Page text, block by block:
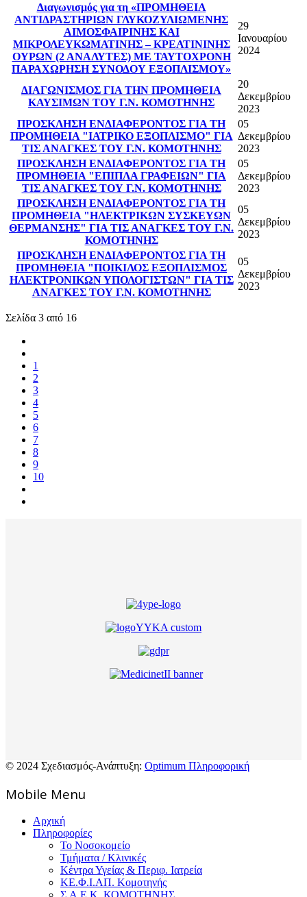
Διαγωνισμός για τη «ΠΡΟΜΗΘΕΙΑ
ΑΝΤΙΔΡΑΣΤΗΡΙΩΝ ΓΛΥΚΟΖΥΛΙΩΜΕΝΗΣ
ΑΙΜΟΣΦΑΙΡΙΝΗΣ ΚΑΙ
ΜΙΚΡΟΛΕΥΚΩΜΑΤΙΝΗΣ – ΚΡΕΑΤΙΝΙΝΗΣ
ΟΥΡΩΝ (2 ΑΝΑΛΥΤΕΣ) ΜΕ ΤΑΥΤΟΧΡΟΝΗ
ΠΑΡΑΧΩΡΗΣΗ ΣΥΝΟΔΟΥ ΕΞΟΠΛΙΣΜΟΥ»
29
Ιανουαρίου
2024
ΔΙΑΓΩΝΙΣΜΟΣ ΓΙΑ ΤΗΝ ΠΡΟΜΗΘΕΙΑ
ΚΑΥΣΙΜΩΝ ΤΟΥ Γ.Ν. ΚΟΜΟΤΗΝΗΣ
20
Δεκεμβρίου
2023
ΠΡΟΣΚΛΗΣΗ ΕΝΔΙΑΦΕΡΟΝΤΟΣ ΓΙΑ ΤΗ
ΠΡΟΜΗΘΕΙΑ "ΙΑΤΡΙΚΟ ΕΞΟΠΛΙΣΜΟ" ΓΙΑ
ΤΙΣ ΑΝΑΓΚΕΣ ΤΟΥ Γ.Ν. ΚΟΜΟΤΗΝΗΣ
05
Δεκεμβρίου
2023
ΠΡΟΣΚΛΗΣΗ ΕΝΔΙΑΦΕΡΟΝΤΟΣ ΓΙΑ ΤΗ
ΠΡΟΜΗΘΕΙΑ "ΕΠΙΠΛΑ ΓΡΑΦΕΙΩΝ" ΓΙΑ
ΤΙΣ ΑΝΑΓΚΕΣ ΤΟΥ Γ.Ν. ΚΟΜΟΤΗΝΗΣ
05
Δεκεμβρίου
2023
ΠΡΟΣΚΛΗΣΗ ΕΝΔΙΑΦΕΡΟΝΤΟΣ ΓΙΑ ΤΗ
ΠΡΟΜΗΘΕΙΑ "ΗΛΕΚΤΡΙΚΩΝ ΣΥΣΚΕΥΩΝ
ΘΕΡΜΑΝΣΗΣ" ΓΙΑ ΤΙΣ ΑΝΑΓΚΕΣ ΤΟΥ Γ.Ν.
ΚΟΜΟΤΗΝΗΣ
05
Δεκεμβρίου
2023
ΠΡΟΣΚΛΗΣΗ ΕΝΔΙΑΦΕΡΟΝΤΟΣ ΓΙΑ ΤΗ
ΠΡΟΜΗΘΕΙΑ "ΠΟΙΚΙΛΟΣ ΕΞΟΠΛΙΣΜΟΣ
ΗΛΕΚΤΡΟΝΙΚΩΝ ΥΠΟΛΟΓΙΣΤΩΝ" ΓΙΑ ΤΙΣ
ΑΝΑΓΚΕΣ ΤΟΥ Γ.Ν. ΚΟΜΟΤΗΝΗΣ
05
Δεκεμβρίου
2023
Σελίδα 3 από 16
1
2
3
4
5
6
7
8
9
10
© 2024 Σχεδιασμός-Ανάπτυξη: Optimum Πληροφορική
Mοbile Menu
Αρχική
Πληροφορίες
Το Νοσοκομείο
Τμήματα / Κλινικές
Κέντρα Υγείας & Περιφ. Ιατρεία
ΚΕ.Φ.Ι.ΑΠ. Κομοτηνής